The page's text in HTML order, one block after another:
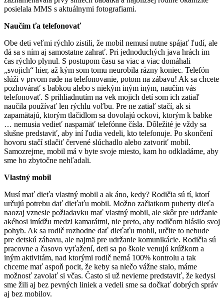
posielala MMS s aktuálnymi fotografiami.
Naučím ťa telefonovať
Obe deti veľmi rýchlo zistili, že mobil nemusí nutne spájať ľudí, ale
dá sa s ním aj samostatne zahrať. Pri jednoduchých java hrách im
čas rýchlo plynul. S postupom času sa viac a viac domáhali
„svojich“ hier, až kým som tomu neurobila rázny koniec. Telefón
slúži v prvom rade na telefonovanie, potom na zábavu! Ak sa chcete
pozhovárať s babkou alebo s niekým iným iným, naučím vás
telefonovať. S prihliadnutím na vek mojich detí som ich zatiaľ
naučila používať len rýchlu voľbu. Pre ne zatiaľ stačí, ak si
zapamätajú, ktorým tlačidlom sa dovolajú ockovi, ktorým k babke
… nemusia vedieť naspamäť telefónne čísla. Dôležité je vždy sa
slušne predstaviť, aby iní ľudia vedeli, kto telefonuje. Po skončení
hovoru stačí stlačiť červené slúchadlo alebo zatvoriť mobil.
Samozrejme, mobil má v byte svoje miesto, kam ho odkladáme, aby
sme ho zbytočne nehľadali.
Vlastný mobil
Musí mať dieťa vlastný mobil a ak áno, kedy? Rodičia sú tí, ktorí
určujú potrebu dať dieťaťu mobil. Možno začiatkom puberty dieťa
naozaj vznesie požiadavku mať vlastný mobil, ale skôr pre udržanie
akéhosi imídžu medzi kamarátmi, nie preto, aby rodičom hlásilo svoj
pohyb. Ak sa rodič rozhodne dať dieťaťu mobil, určite to nebude
pre detskú zábavu, ale najmä pre udržanie komunikácie. Rodičia sú
pracovne a časovo vyťažení, deti sa po škole venujú krúžkom a
iným aktivitám, nad ktorými rodič nemá 100% kontrolu a tak
chceme mať aspoň pocit, že keby sa niečo vážne stalo, máme
možnosť zavolať si včas. Často si už nevieme predstaviť, že kedysi
sme žili aj bez pevných liniek a vedeli sme sa dočkať dobrých správ
aj bez mobilov.